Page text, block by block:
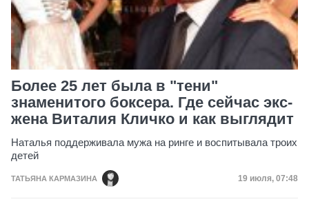
Более 25 лет была в "тени"
знаменитого боксера. Где сейчас экс-
жена Виталия Кличко и как выглядит
Наталья поддерживала мужа на ринге и воспитывала троих
детей
ТАТЬЯНА КАРМАЗИНА Дата
19 июля, 07:48